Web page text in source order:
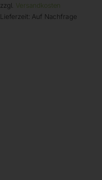
zzgl. Versandkosten
Lieferzeit: Auf Nachfrage